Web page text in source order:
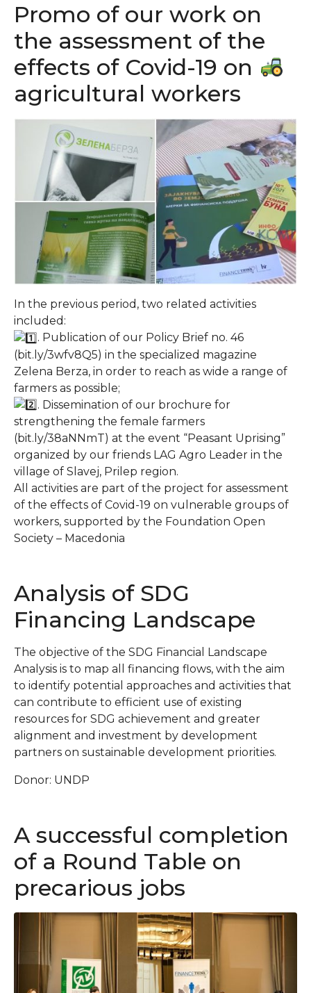
Promo of our work on
the assessment of the
effects of Covid-19 on
agricultural workers
In the previous period, two related activities
included:
. Publication of our Policy Brief no. 46
(bit.ly/3wfv8Q5) in the specialized magazine
Zelena Berza, in order to reach as wide a range of
farmers as possible;
. Dissemination of our brochure for
strengthening the female farmers
(bit.ly/38aNNmT) at the event “Peasant Uprising”
organized by our friends LAG Agro Leader in the
village of Slavej, Prilep region.
All activities are part of the project for assessment
of the effects of Covid-19 on vulnerable groups of
workers, supported by the Foundation Open
Society – Macedonia
Analysis of SDG
Financing Landscape
The objective of the SDG Financial Landscape
Analysis is to map all financing flows, with the aim
to identify potential approaches and activities that
can contribute to efficient use of existing
resources for SDG achievement and greater
alignment and investment by development
partners on sustainable development priorities.
Donor: UNDP
A successful completion
of a Round Table on
precarious jobs